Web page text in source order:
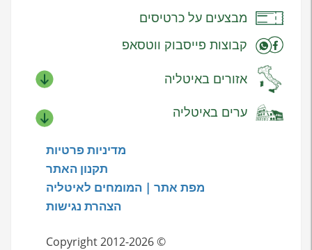
מבצעים על כרטיסים
קבוצות פייסבוק ווטסאפ
אזורים באיטליה
ערים באיטליה
מדיניות פרטיות
תקנון האתר
מפת אתר | המומחים לאיטליה
הצהרת נגישות
© Copyright 2012-2026